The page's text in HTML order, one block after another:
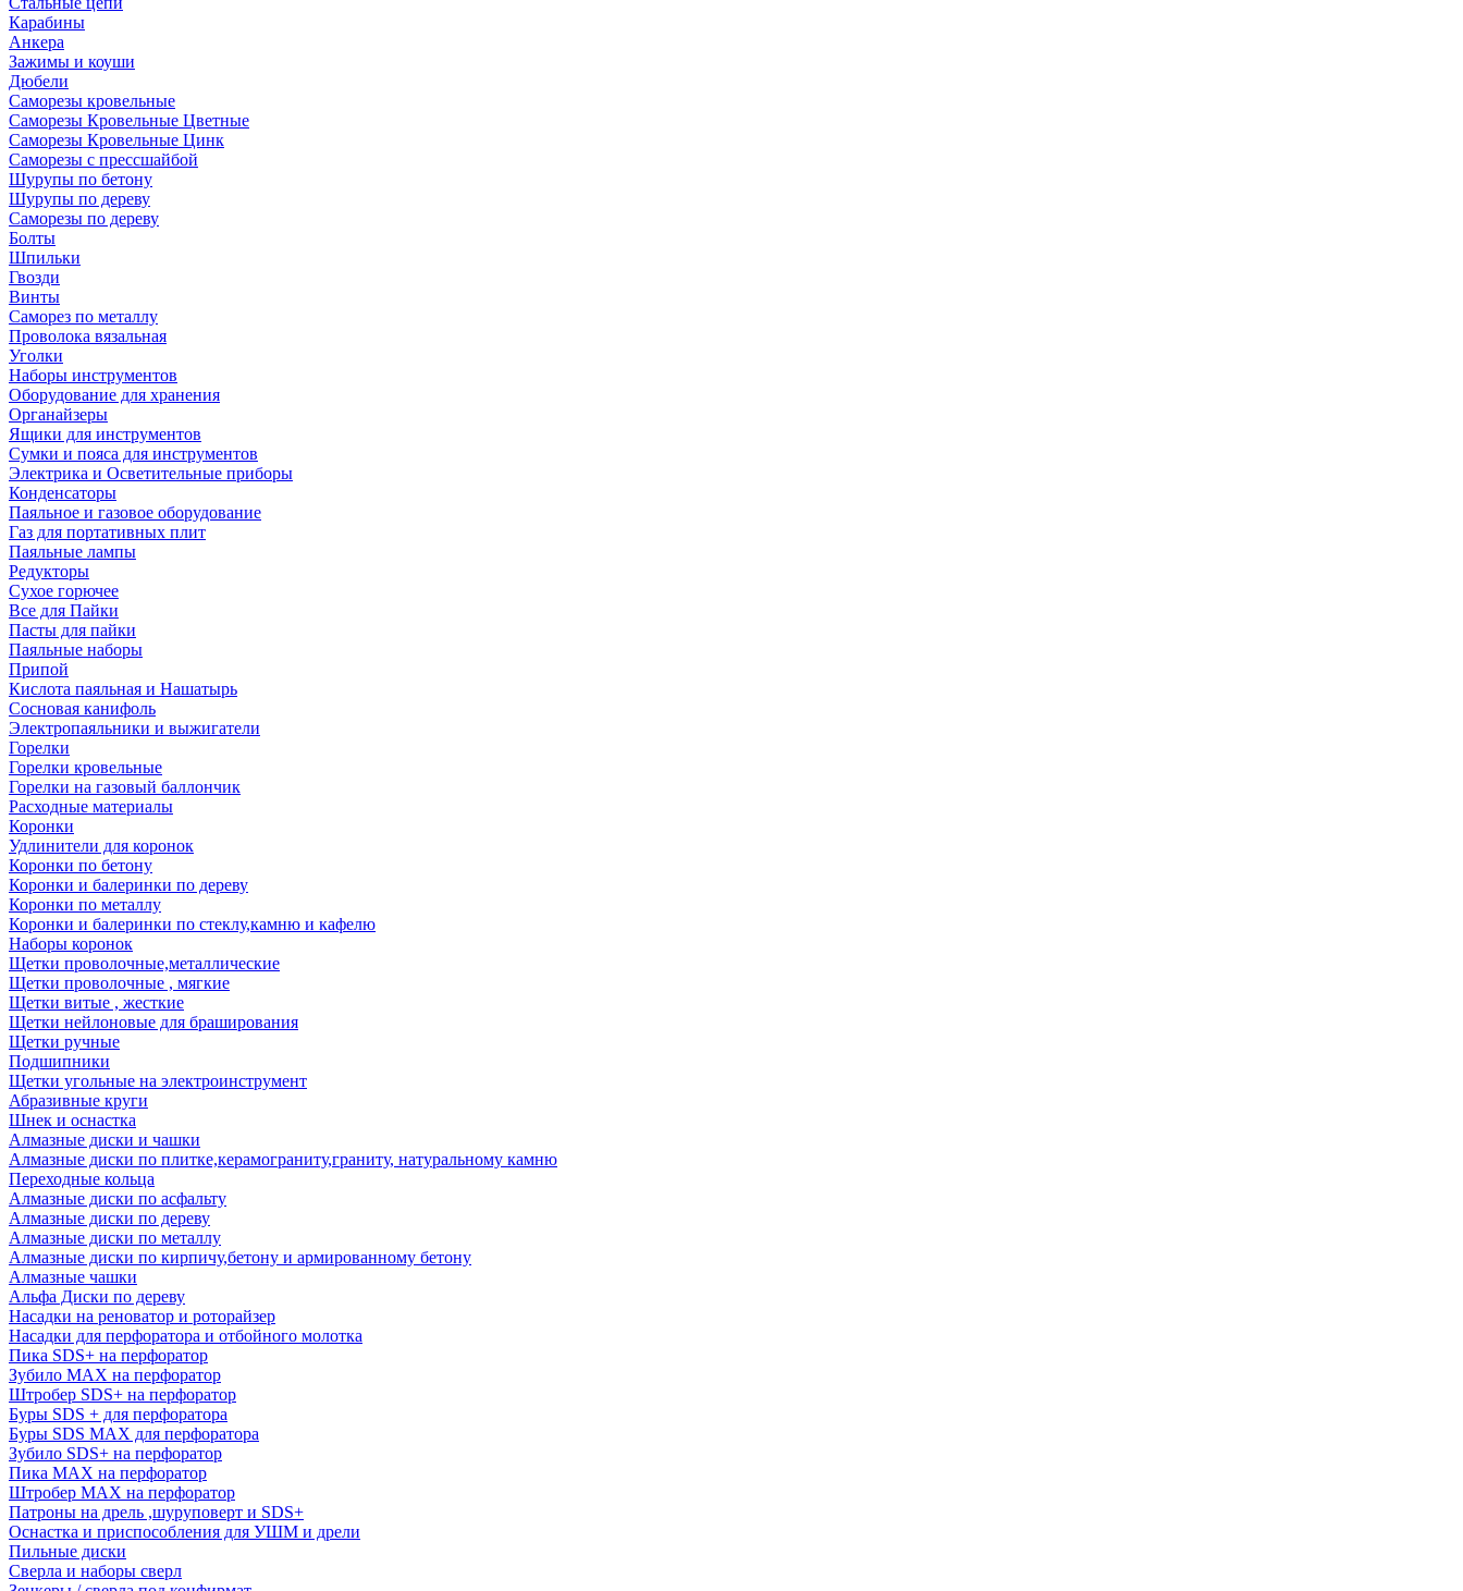
Карабины
Анкера
Зажимы и коуши
Дюбели
Саморезы кровельные
Саморезы Кровельные Цветные
Саморезы Кровельные Цинк
Саморезы с прессшайбой
Шурупы по бетону
Шурупы по дереву
Саморезы по дереву
Болты
Шпильки
Гвозди
Винты
Саморез по металлу
Проволока вязальная
Уголки
Наборы инструментов
Оборудование для хранения
Органайзеры
Ящики для инструментов
Сумки и пояса для инструментов
Электрика и Осветительные приборы
Конденсаторы
Паяльное и газовое оборудование
Газ для портативных плит
Паяльные лампы
Редукторы
Сухое горючее
Все для Пайки
Пасты для пайки
Паяльные наборы
Припой
Кислота паяльная и Нашатырь
Сосновая канифоль
Электропаяльники и выжигатели
Горелки
Горелки кровельные
Горелки на газовый баллончик
Расходные материалы
Коронки
Удлинители для коронок
Коронки по бетону
Коронки и балеринки по дереву
Коронки по металлу
Коронки и балеринки по стеклу,камню и кафелю
Наборы коронок
Щетки проволочные,металлические
Щетки проволочные , мягкие
Щетки витые , жесткие
Щетки нейлоновые для браширования
Щетки ручные
Подшипники
Щетки угольные на электроинструмент
Абразивные круги
Шнек и оснастка
Алмазные диски и чашки
Алмазные диски по плитке,керамограниту,граниту, натуральному камню
Переходные кольца
Алмазные диски по асфальту
Алмазные диски по дереву
Алмазные диски по металлу
Алмазные диски по кирпичу,бетону и армированному бетону
Алмазные чашки
Альфа Диски по дереву
Насадки на реноватор и роторайзер
Насадки для перфоратора и отбойного молотка
Пика SDS+ на перфоратор
Зубило MAX на перфоратор
Штробер SDS+ на перфоратор
Буры SDS + для перфоратора
Буры SDS MAX для перфоратора
Зубило SDS+ на перфоратор
Пика MAX на перфоратор
Штробер MAX на перфоратор
Патроны на дрель ,шуруповерт и SDS+
Оснастка и приспособления для УШМ и дрели
Пильные диски
Сверла и наборы сверл